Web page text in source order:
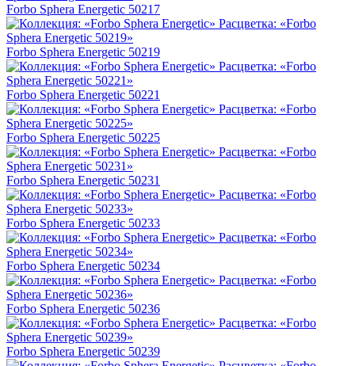
Forbo Sphera Energetic 50217
Forbo Sphera Energetic 50219
Forbo Sphera Energetic 50221
Forbo Sphera Energetic 50225
Forbo Sphera Energetic 50231
Forbo Sphera Energetic 50233
Forbo Sphera Energetic 50234
Forbo Sphera Energetic 50236
Forbo Sphera Energetic 50239